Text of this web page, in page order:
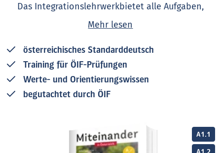
A1.1
Das Integrationslehrwerkbietet alle Aufgaben,
Übungen und Hörtexte in österreichischem
Standarddeutsch und passende Realien aus Alltag
und Beruf. Es setzt die Inhalte des ÖIF-
Rahmencurriculums inklusive des Werte- und
Orientierungswissens um und bereitet auf die
Integrationsprüfungen vor.
Mehr lesen
österreichisches Standarddeutsch
Training für ÖIF-Prüfungen
Werte- und Orientierungswissen
begutachtet durch ÖIF